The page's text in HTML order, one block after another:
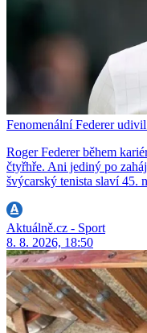
Fenomenální Federer
Roger Federer během
čtyřhře. Ani jediný po
švýcarský tenista slaví 45.
Aktuálně.cz - Sport
8. 8. 2026, 18:50